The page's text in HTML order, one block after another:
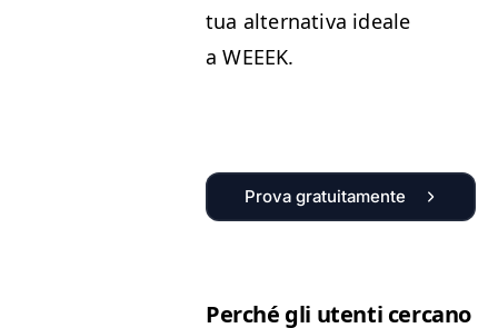
tua alter­na­ti­va ide­ale
aWEEEK.
Prova gratuitamente
Per­ché gli uten­ti cer­cano